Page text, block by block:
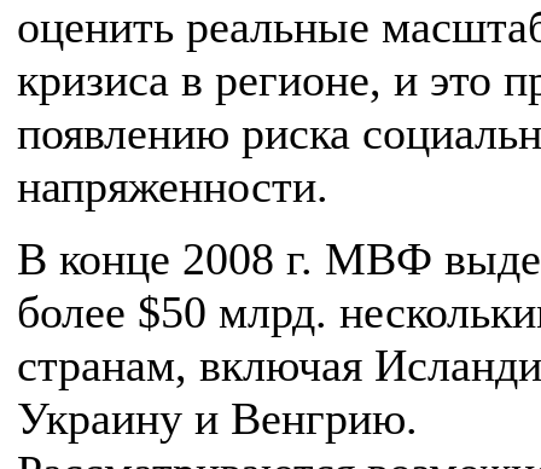
оценить реальные
кризиса в регионе, и это
появлению риска
напряженности.
В конце 2008 г. МВФ
более $50 млрд.
странам, включая
Украину и Венгрию.